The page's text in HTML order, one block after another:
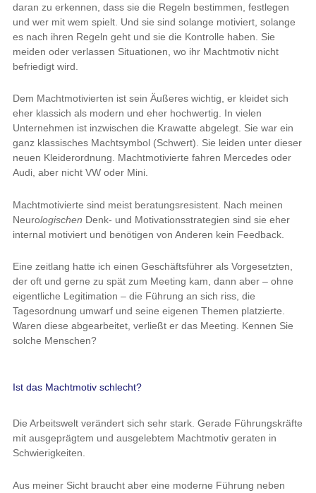
daran zu erkennen, dass sie die Regeln bestimmen, festlegen
und wer mit wem spielt. Und sie sind solange motiviert, solange
es nach ihren Regeln geht und sie die Kontrolle haben. Sie
meiden oder verlassen Situationen, wo ihr Machtmotiv nicht
befriedigt wird.
Dem Machtmotivierten ist sein Äußeres wichtig, er kleidet sich
eher klassich als modern und eher hochwertig. In vielen
Unternehmen ist inzwischen die Krawatte abgelegt. Sie war ein
ganz klassisches Machtsymbol (Schwert). Sie leiden unter dieser
neuen Kleiderordnung. Machtmotivierte fahren Mercedes oder
Audi, aber nicht VW oder Mini.
Machtmotivierte sind meist beratungsresistent. Nach meinen
Neurologischen Denk- und Motivationsstrategien sind sie eher
internal motiviert und benötigen von Anderen kein Feedback.
Eine zeitlang hatte ich einen Geschäftsführer als Vorgesetzten,
der oft und gerne zu spät zum Meeting kam, dann aber – ohne
eigentliche Legitimation – die Führung an sich riss, die
Tagesordnung umwarf und seine eigenen Themen platzierte.
Waren diese abgearbeitet, verließt er das Meeting. Kennen Sie
solche Menschen?
Ist das Machtmotiv schlecht?
Die Arbeitswelt verändert sich sehr stark. Gerade Führungskräfte
mit ausgeprägtem und ausgelebtem Machtmotiv geraten in
Schwierigkeiten.
Aus meiner Sicht braucht aber eine moderne Führung neben